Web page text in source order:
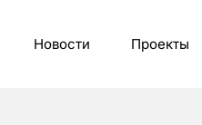
Новости Проекты